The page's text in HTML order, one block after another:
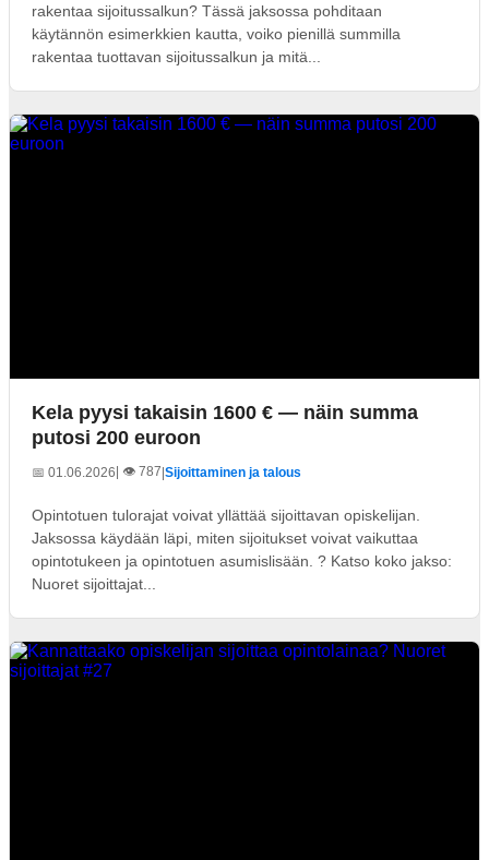
rakentaa sijoitussalkun? Tässä jaksossa pohditaan
käytännön esimerkkien kautta, voiko pienillä summilla
rakentaa tuottavan sijoitussalkun ja mitä...
Kela pyysi takaisin 1600 € — näin summa
putosi 200 euroon
📅 01.06.2026| 👁️ 787 Sijoittaminen ja talous
Opintotuen tulorajat voivat yllättää sijoittavan opiskelijan.
Jaksossa käydään läpi, miten sijoitukset voivat vaikuttaa
opintotukeen ja opintotuen asumislisään. ? Katso koko jakso:
Nuoret sijoittajat...